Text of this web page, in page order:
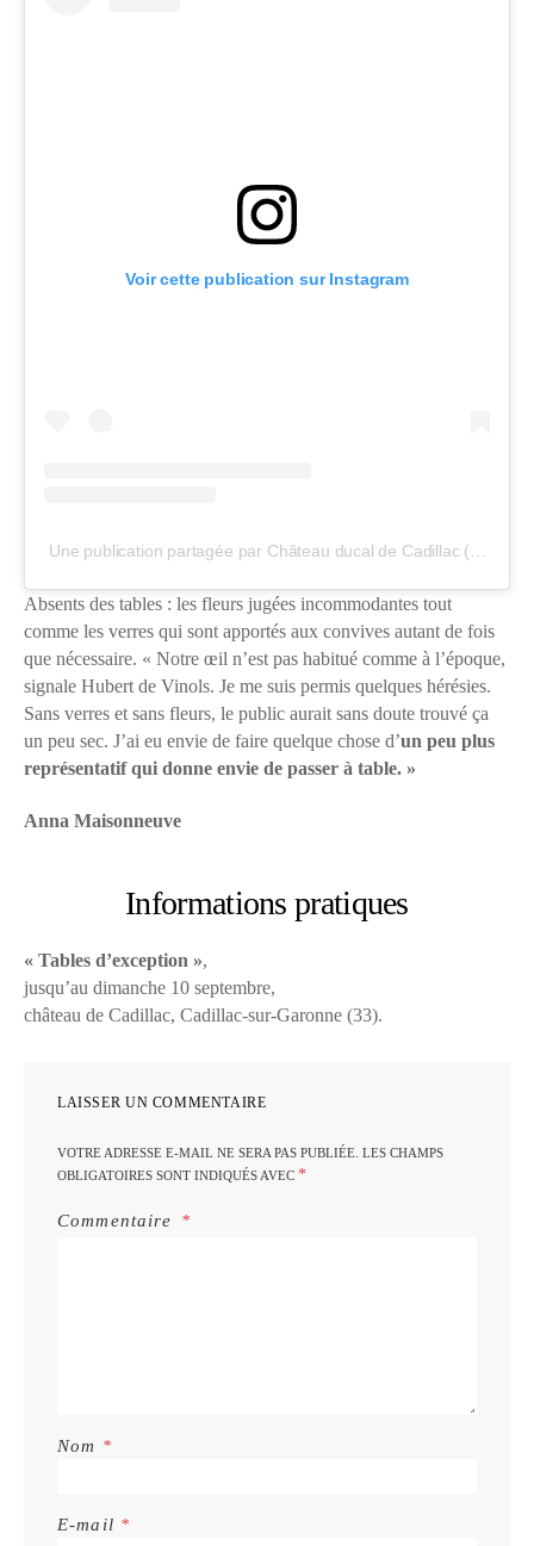
Voir cette publication sur Instagram
Absents des tables : les fleurs jugées incommodantes tout
comme les verres qui sont apportés aux convives autant de fois
que nécessaire. « Notre œil n’est pas habitué comme à l’époque,
signale Hubert de Vinols. Je me suis permis quelques hérésies.
Sans verres et sans fleurs, le public aurait sans doute trouvé ça
un peu sec. J’ai eu envie de faire quelque chose d’un peu plus
représentatif qui donne envie de passer à table. »
Anna Maisonneuve
Informations pratiques
« Tables d’exception »,
jusqu’au dimanche 10 septembre,
château de Cadillac, Cadillac-sur-Garonne (33).
LAISSER UN COMMENTAIRE
VOTRE ADRESSE E-MAIL NE SERA PAS PUBLIÉE. LES CHAMPS
OBLIGATOIRES SONT INDIQUÉS AVEC *
Commentaire
Nom *
E-mail *